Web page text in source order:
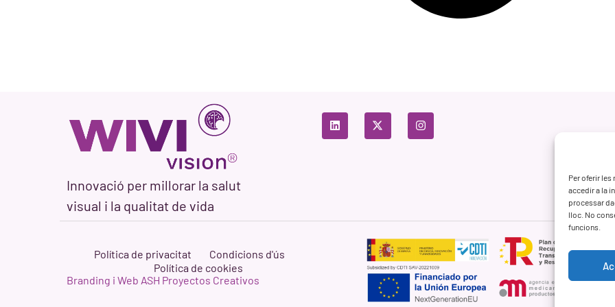
Per oferir
accedir a la
processar
lloc. No
funcions.
Innovació per millorar la salut
visual i la qualitat de vida
Política de privacitat
Condicions d'ús
Política de cookies
Branding i Web ASH Proyectos Creativos